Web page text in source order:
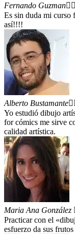
Fernando Guzman 
Es sin duda mi curso
así!!!!
Alberto Bustamante
Yo estudió dibujo
for cómics me sirve
calidad artística.
Maria Ana González
Practicar con el
esfuerzo da sus